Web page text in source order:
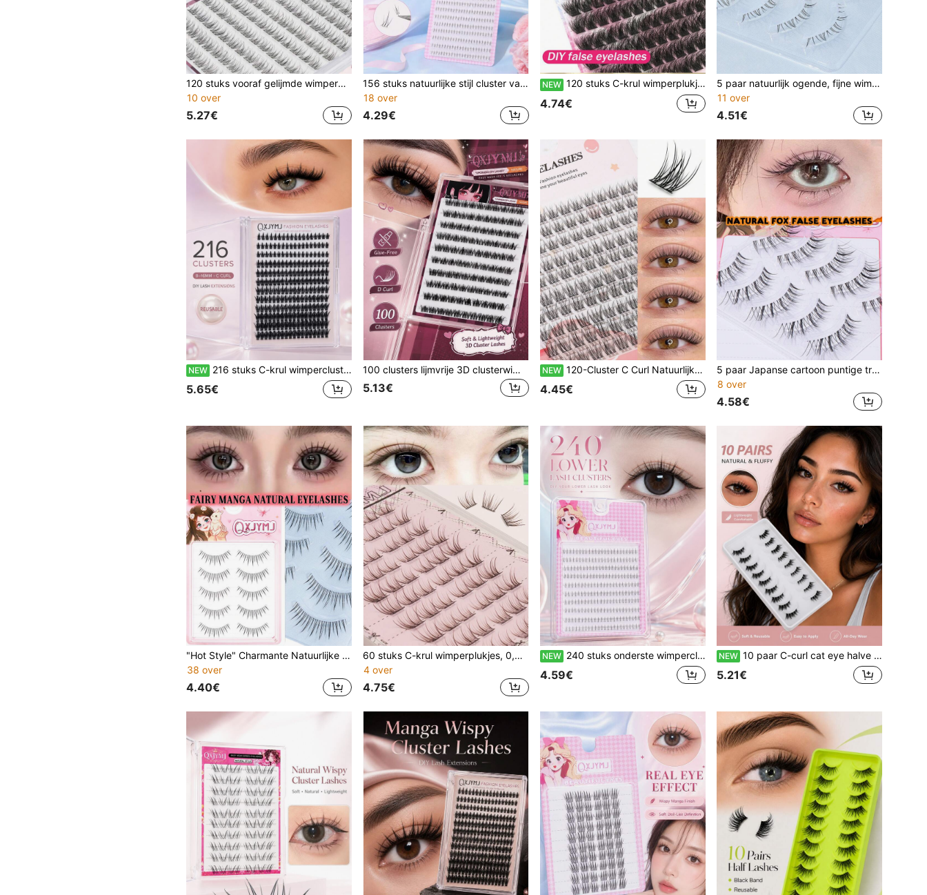
120 stuks vooraf gelijmde wimperplukjes, geen lijm nodig, C-curl manga wimpers, lijmvrije individuele valse wimpers, pluizige natuurlijke anime stekelige wimperplukjes, eenvoudig te dragen DIY press-on valse wimpers voor dagelijkse make-up, feestjes en cosplay
10 over
5.27€
156 stuks natuurlijke stijl cluster valse wimpers C-krul 10-11 mm gemengde lengte herbruikbaar gemakkelijk te dragen natuurlijke look geschikt voor dagelijks woon-werkverkeer, feest en vakantie cadeau dunne anime-stijl enkele cluster valse wimpers
18 over
4.29€
NEW 120 stuks C-krul wimperplukjes, 10-16 mm gemengde lengte individuele valse wimpers, natuurlijke, pluizige, warrige volume DIY wimperverlengingen, zachte plukwimpers voor kattenogen, poppenogen, dagelijkse make-up en feestjes
4.74€
5 paar natuurlijk ogende, fijne wimpers voor de onderste oogleden, geschikt voor beginners, C-krul, transparante zachte steel, nepwimpers voor de onderste oogleden, wimperstrips, wimpers, kunstwimpers
11 over
4.51€
NEW 216 stuks C-krul wimperclusters 8-16 mm gemengde lengte pluizige individuele wimpers 12 rijen herbruikbare DIY wimperverlengingen met fijne zwarte band voor natuurlijke popoog- en kattenoogmake-up
5.65€
100 clusters lijmvrije 3D clusterwimpers, D-krul zachte lichtgewicht individuele valse wimperverlengingen, pluizige natuurlijke DIY wimperclusters voor beginners, gemakkelijk te dragen oogmake-up schoonheidsset
5.13€
NEW 120-Cluster C Curl Natuurlijke Look Wimperclusters, Wispy, Spiky Individuele Kunstwimpers, Zacht en Lichtgewicht, Eenvoudige DIY-applicatie
4.45€
5 paar Japanse cartoon puntige transparante onzichtbare wimpers, natuurlijke, zachte, lichtgewicht kunstwimpers, geschikt voor dates, reizen, onderweg, dagelijks woon-werkverkeer, manga kunstwimpers, vossenstijl kunstwimpers
8 over
4.58€
"Hot Style" Charmante Natuurlijke Uitstraling, 5 Paar Japanse en Koreaanse Valse Wimperen voor Vrouwen, Slanke Natuurlijke Krullende Valse Wimperen, Kattenoog Valse Wimperen, Manga Wimperen, Geschikt voor Dagelijks Woon-werkverkeer, Reizen, Festivals, Feesten
38 over
4.40€
60 stuks C-krul wimperplukjes, 0,05 mm ultradunne luchtige transparante pluizige individuele valse wimpers, zacht lichtgewicht herbruikbare DIY wimperverlengingen voor natuurlijke oogmake-up, beginner-vriendelijk eenvoudig aan te brengen
4 over
4.75€
NEW 240 stuks onderste wimperclusters, transparante band individuele onderste wimpers, ultradunne, lichtgewicht, pluizige, natuurlijke DIY onderste wimperverlengingen, herbruikbare, beginnersvriendelijke valse wimpers voor dagelijkse make-up, manga anime ooglook, feestjes en reizen
4.59€
NEW 10 paar C-curl cat eye halve wimpers, transparante onzichtbare band halve strip valse wimpers, natuurlijke pluizige 3D wimpers voor de buitenhoek, zachte lichtgewicht herbruikbare beginner-vriendelijke valse wimpers voor dagelijkse make-up, feestjes & reizen
5.21€